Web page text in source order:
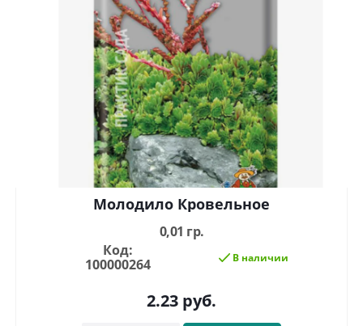
Молодило Кровельное
0,01 гр.
Код:
100000264
В наличии
2.23 руб.